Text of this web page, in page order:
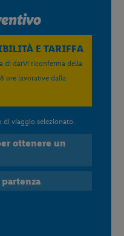
E TARIFFA
di darVi riconferma della
ore lavorative dalla
di viaggio selezionato.
ottenere un